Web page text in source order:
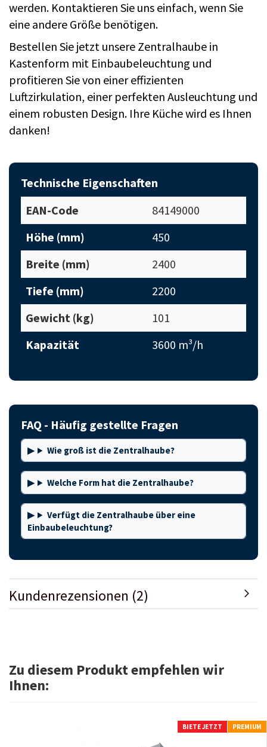
werden. Kontaktieren Sie uns einfach, wenn Sie
eine andere Größe benötigen.
Bestellen Sie jetzt unsere Zentralhaube in
Kastenform mit Einbaubeleuchtung und
profitieren Sie von einer effizienten
Luftzirkulation, einer perfekten Ausleuchtung und
einem robusten Design. Ihre Küche wird es Ihnen
danken!
Technische Eigenschaften
EAN-Code
84149000
Höhe (mm)
450
Breite (mm)
2400
Tiefe (mm)
2200
Gewicht (kg)
101
Kapazität
3600 m³/h
FAQ - Häufig gestellte Fragen
Wie groß ist die Zentralhaube?
Welche Form hat die Zentralhaube?
Verfügt die Zentralhaube über eine
Einbaubeleuchtung?
Kundenrezensionen (2)
Zu diesem Produkt empfehlen wir
Ihnen:
BIETE JETZT PREMIUM